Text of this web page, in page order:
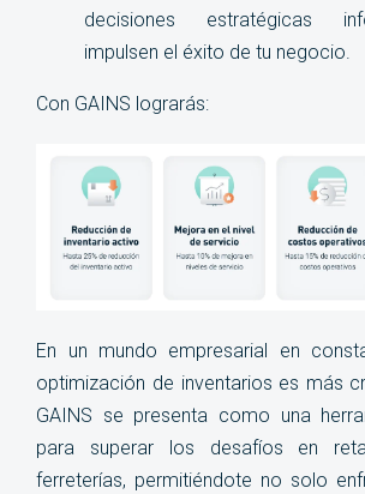
decisiones estratégicas
impulsen el éxito de tu negocio
Con GAINS lograrás:
En un mundo empresarial en
optimización de inventarios es más
GAINS se presenta como una
para superar los desafíos en
ferreterías, permitiéndote no solo